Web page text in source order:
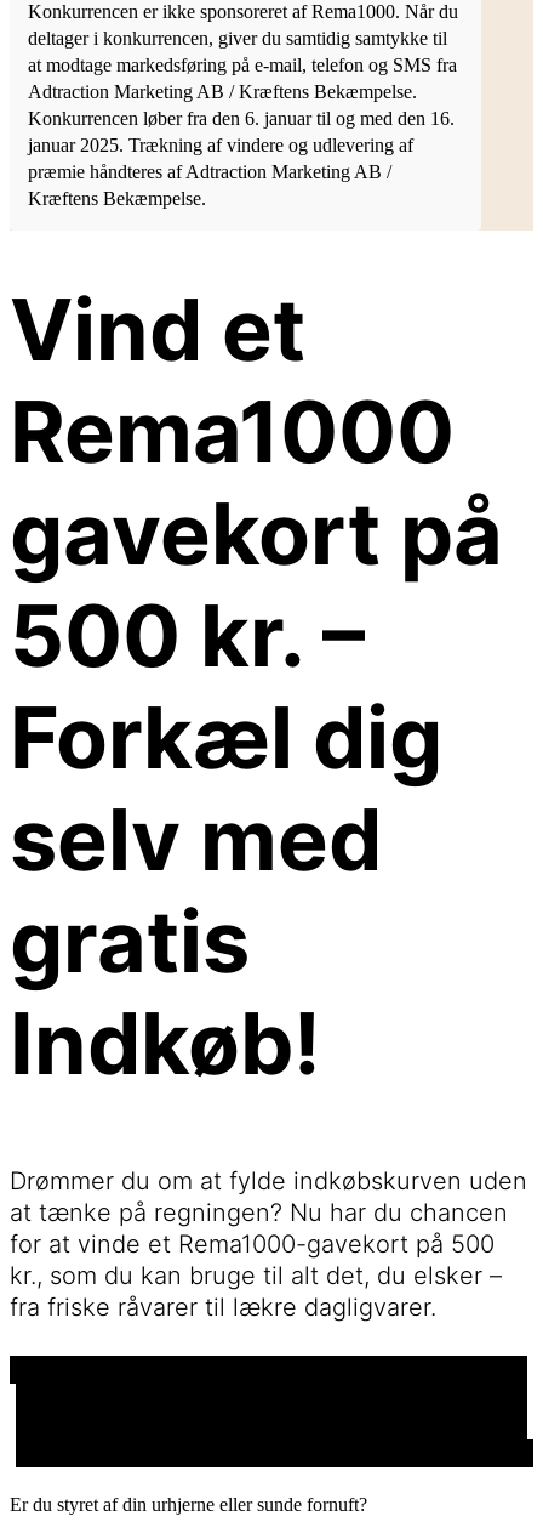
Konkurrencen er ikke sponsoreret af Rema1000. Når du
deltager i konkurrencen, giver du samtidig samtykke til
at modtage markedsføring på e-mail, telefon og SMS fra
Adtraction Marketing AB / Kræftens Bekæmpelse.
Konkurrencen løber fra den 6. januar til og med den 16.
januar 2025. Trækning af vindere og udlevering af
præmie håndteres af Adtraction Marketing AB /
Kræftens Bekæmpelse.
Vind et
Rema1000
gavekort på
500 kr. –
Forkæl dig
selv med
gratis
Indkøb!
Drømmer du om at fylde indkøbskurven uden
at tænke på regningen? Nu har du chancen
for at vinde et Rema1000-gavekort på 500
kr., som du kan bruge til alt det, du elsker –
fra friske råvarer til lækre dagligvarer.
Er du styret af din urhjerne eller sunde fornuft?